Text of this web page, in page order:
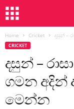
Home Cricket දසුන් –
CRICKET
දසුන් –
ගමන අදින්
මෙන්න